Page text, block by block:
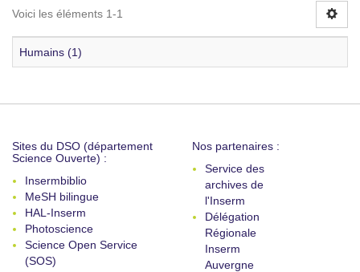
Voici les éléments 1-1
Humains (1)
Sites du DSO (département
Science Ouverte) :
Insermbiblio
MeSH bilingue
HAL-Inserm
Photoscience
Science Open Service
(SOS)
Nos partenaires :
Service des
archives de
l'Inserm
Délégation
Régionale
Inserm
Auvergne